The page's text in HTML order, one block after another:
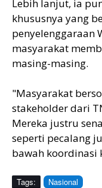
Lebih lanjut, ia
khususnya yang
penyelenggaraan
masyarakat
masing-masing.
"Masyarakat
stakeholder dari
Mereka justru
seperti pecalang
bawah koordinasi
Tags: Nasional